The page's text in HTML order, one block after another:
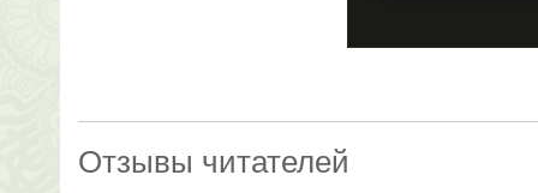
Отзывы читателей